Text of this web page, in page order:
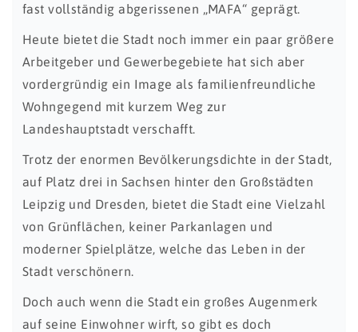
fast vollständig abgerissenen „MAFA“ geprägt.
Heute bietet die Stadt noch immer ein paar größere
Arbeitgeber und Gewerbegebiete hat sich aber
vordergründig ein Image als familienfreundliche
Wohngegend mit kurzem Weg zur
Landeshauptstadt verschafft.
Trotz der enormen Bevölkerungsdichte in der Stadt,
auf Platz drei in Sachsen hinter den Großstädten
Leipzig und Dresden, bietet die Stadt eine Vielzahl
von Grünflächen, keiner Parkanlagen und
moderner Spielplätze, welche das Leben in der
Stadt verschönern.
Doch auch wenn die Stadt ein großes Augenmerk
auf seine Einwohner wirft, so gibt es doch